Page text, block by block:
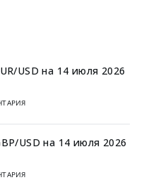
USD на 14 июля 2026
USD на 14 июля 2026